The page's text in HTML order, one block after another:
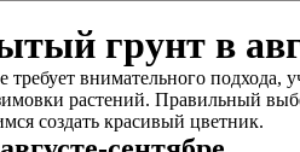
грунт в
внимательного
растений. Правильный
создать красивый цветник.